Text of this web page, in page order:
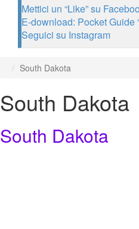
Mettici un “Like” su
E-download: Pocket Guide
Seguici su Instagram
South Dakota
South Dakota
South Dakota